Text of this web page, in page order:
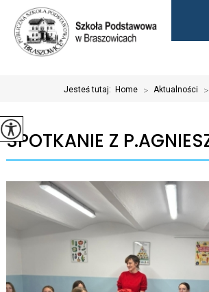
Jesteś tutaj: Home > Aktualności >
SPOTKANIE Z